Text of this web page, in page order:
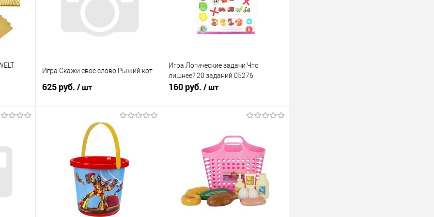
Игра Скажи свое слово Рыжий кот
625 руб. / шт
Подписаться
Купить в 1 клик
К сравнению
В избранное
Недоступно
Игра Логические задачи Что
лишнее? 20 заданий 05276
160 руб. / шт
Купить в 1 клик
К сравнению
В избранное
В наличии